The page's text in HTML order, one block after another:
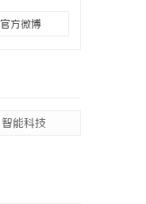
官方微博
智能科技